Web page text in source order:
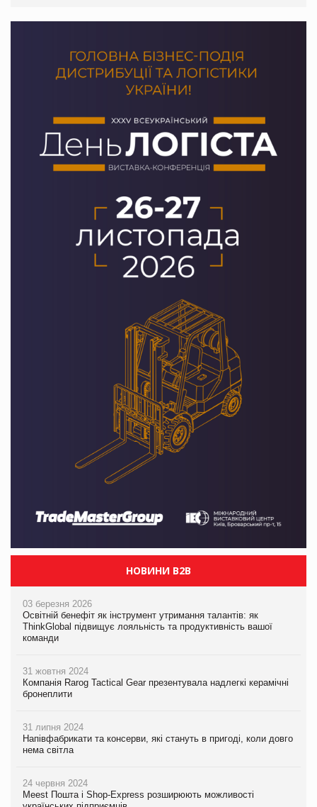
НОВИНИ B2B
03 березня 2026
Освітній бенефіт як інструмент утримання талантів: як
ThinkGlobal підвищує лояльність та продуктивність вашої
команди
31 жовтня 2024
Компанія Rarog Tactical Gear презентувала надлегкі керамічні
бронеплити
31 липня 2024
Напівфабрикати та консерви, які стануть в пригоді, коли довго
нема світла
24 червня 2024
Meest Пошта і Shop-Express розширюють можливості